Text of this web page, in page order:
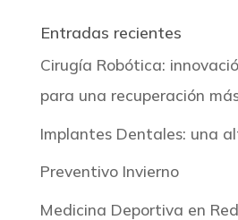
Entradas recientes
Cirugía Robótica:
para una recuperación
Implantes Dentales: una
Preventivo Invierno
Medicina Deportiva en